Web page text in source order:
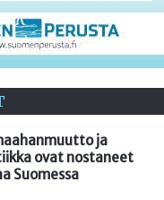
ja
ovat nostaneet
Suomessa